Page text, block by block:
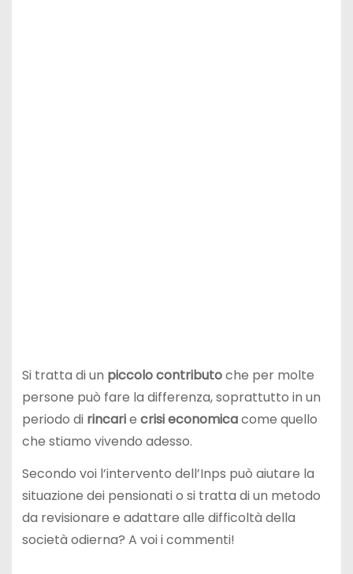
Si tratta di un piccolo contributoche per molte
persone può fare la differenza, soprattutto in un
periodo di rincarie crisi economicacome quello
che stiamo vivendo adesso.
Secondo voi l’intervento dell’Inps può aiutare la
situazione dei pensionati o si tratta di un metodo
da revisionare e adattare alle difficoltà della
società odierna? A voi i commenti!